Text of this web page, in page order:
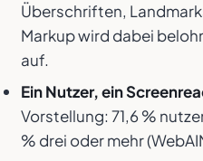
Überschriften,
Markup wird dabei
auf.
Ein Nutzer, ein
Vorstellung: 71,6 %
% drei oder mehr